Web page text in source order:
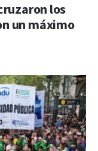
los
un máximo